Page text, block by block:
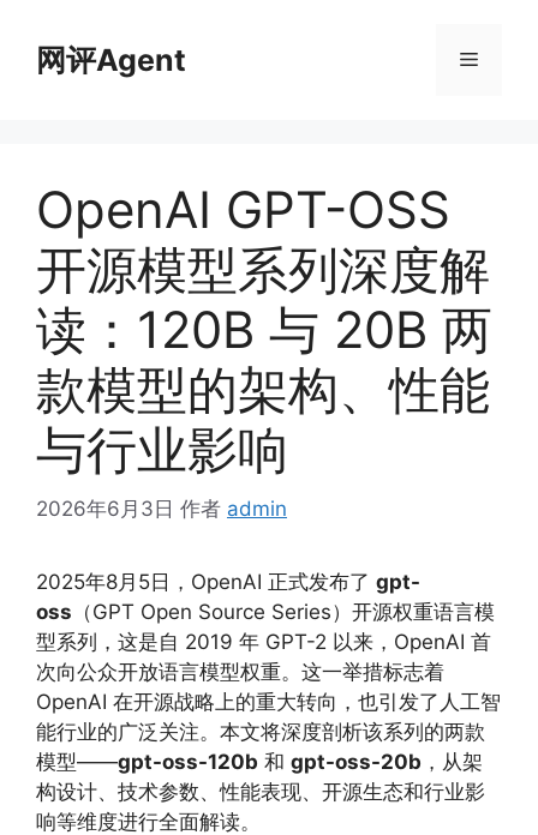
网评Agent 菜
OpenAI GPT-OSS
开源模型系列深度解
读：120B 与 20B 两
款模型的架构、性能
与行业影响
2026年6月3日 作者 admin
2025年8月5日，OpenAI 正式发布了 gpt-
oss （GPT Open Source Series）开源权重语言模
型系列，这是自 2019 年 GPT-2 以来，OpenAI 首
次向公众开放语言模型权重。这一举措标志着
OpenAI 在开源战略上的重大转向，也引发了人工智
能行业的广泛关注。本文将深度剖析该系列的两款
模型——gpt-oss-120b 和 gpt-oss-20b ，从架
构设计、技术参数、性能表现、开源生态和行业影
响等维度进行全面解读。